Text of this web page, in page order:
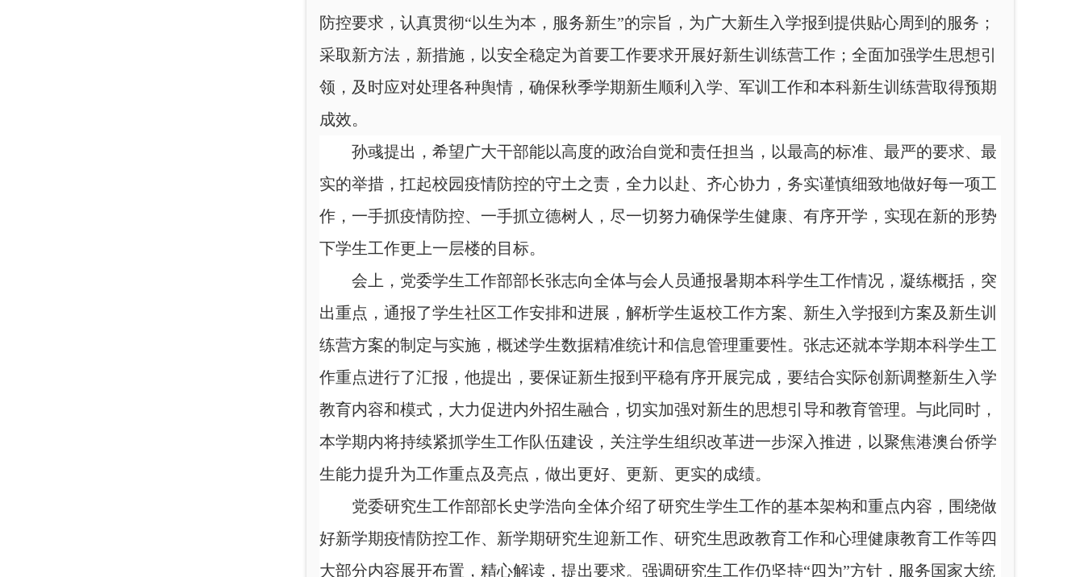
防控要求，认真贯彻“以生为本，服务新生”的宗旨，为广大新生入学报到提供贴心周到的服务；
采取新方法，新措施，以安全稳定为首要工作要求开展好新生训练营工作；全面加强学生思想引
领，及时应对处理各种舆情，确保秋季学期新生顺利入学、军训工作和本科新生训练营取得预期
成效。
孙彧提出，希望广大干部能以高度的政治自觉和责任担当，以最高的标准、最严的要求、最
实的举措，扛起校园疫情防控的守土之责，全力以赴、齐心协力，务实谨慎细致地做好每一项工
作，一手抓疫情防控、一手抓立德树人，尽一切努力确保学生健康、有序开学，实现在新的形势
下学生工作更上一层楼的目标。
会上，党委学生工作部部长张志向全体与会人员通报暑期本科学生工作情况，凝练概括，突
出重点，通报了学生社区工作安排和进展，解析学生返校工作方案、新生入学报到方案及新生训
练营方案的制定与实施，概述学生数据精准统计和信息管理重要性。张志还就本学期本科学生工
作重点进行了汇报，他提出，要保证新生报到平稳有序开展完成，要结合实际创新调整新生入学
教育内容和模式，大力促进内外招生融合，切实加强对新生的思想引导和教育管理。与此同时，
本学期内将持续紧抓学生工作队伍建设，关注学生组织改革进一步深入推进，以聚焦港澳台侨学
生能力提升为工作重点及亮点，做出更好、更新、更实的成绩。
党委研究生工作部部长史学浩向全体介绍了研究生学生工作的基本架构和重点内容，围绕做
好新学期疫情防控工作、新学期研究生迎新工作、研究生思政教育工作和心理健康教育工作等四
大部分内容展开布置，精心解读，提出要求。强调研究生工作仍坚持“四为”方针，服务国家大统